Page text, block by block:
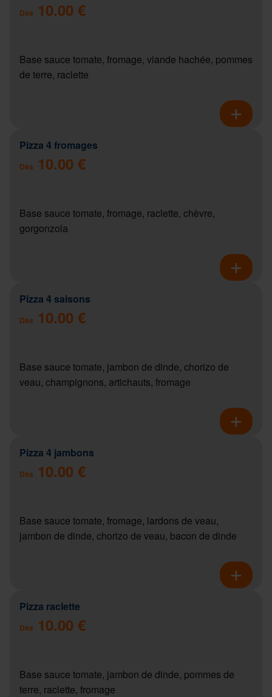
Dès 10.00 €
Base sauce tomate, fromage, viande hachée, pommes
de terre, raclette
Pizza 4 fromages
Dès 10.00 €
Base sauce tomate, fromage, raclette, chèvre,
gorgonzola
Pizza 4 saisons
Dès 10.00 €
Base sauce tomate, jambon de dinde, chorizo de
veau, champignons, artichauts, fromage
Pizza 4 jambons
Dès 10.00 €
Base sauce tomate, fromage, lardons de veau,
jambon de dinde, chorizo de veau, bacon de dinde
Pizza raclette
Dès 10.00 €
Base sauce tomate, jambon de dinde, pommes de
terre, raclette, fromage